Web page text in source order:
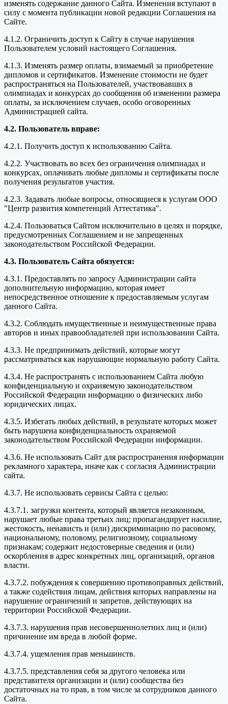
изменять содержание данного Сайта. Изменения вступают в
силу с момента публикации новой редакции Соглашения на
Сайте.
4.1.2. Ограничить доступ к Сайту в случае нарушения
Пользователем условий настоящего Соглашения.
4.1.3. Изменять размер оплаты, взимаемый за приобретение
дипломов и сертификатов. Изменение стоимости не будет
распространяться на Пользователей, участвовавших в
олимпиадах и конкурсах до сообщения об изменении размера
оплаты, за исключением случаев, особо оговоренных
Администрацией сайта.
4.2. Пользователь вправе:
4.2.1. Получить доступ к использованию Сайта.
4.2.2. Участвовать во всех без ограничения олимпиадах и
конкурсах, оплачивать любые дипломы и сертификаты после
получения результатов участия.
4.2.3. Задавать любые вопросы, относящиеся к услугам ООО
"Центр развития компетенций Аттестатика".
4.2.4. Пользоваться Сайтом исключительно в целях и порядке,
предусмотренных Соглашением и не запрещенных
законодательством Российской Федерации.
4.3. Пользователь Сайта обязуется:
4.3.1. Предоставлять по запросу Администрации сайта
дополнительную информацию, которая имеет
непосредственное отношение к предоставляемым услугам
данного Сайта.
4.3.2. Соблюдать имущественные и неимущественные права
авторов и иных правообладателей при использовании Сайта.
4.3.3. Не предпринимать действий, которые могут
рассматриваться как нарушающие нормальную работу Сайта.
4.3.4. Не распространять с использованием Сайта любую
конфиденциальную и охраняемую законодательством
Российской Федерации информацию о физических либо
юридических лицах.
4.3.5. Избегать любых действий, в результате которых может
быть нарушена конфиденциальность охраняемой
законодательством Российской Федерации информации.
4.3.6. Не использовать Сайт для распространения информации
рекламного характера, иначе как с согласия Администрации
сайта.
4.3.7. Не использовать сервисы Сайта с целью:
4.3.7.1. загрузки контента, который является незаконным,
нарушает любые права третьих лиц; пропагандирует насилие,
жестокость, ненависть и (или) дискриминацию по расовому,
национальному, половому, религиозному, социальному
признакам; содержит недостоверные сведения и (или)
оскорбления в адрес конкретных лиц, организаций, органов
власти.
4.3.7.2. побуждения к совершению противоправных действий,
а также содействия лицам, действия которых направлены на
нарушение ограничений и запретов, действующих на
территории Российской Федерации.
4.3.7.3. нарушения прав несовершеннолетних лиц и (или)
причинение им вреда в любой форме.
4.3.7.4. ущемления прав меньшинств.
4.3.7.5. представления себя за другого человека или
представителя организации и (или) сообщества без
достаточных на то прав, в том числе за сотрудников данного
Сайта.